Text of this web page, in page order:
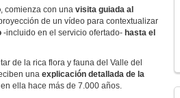
, comienza con una visita guiada al
de un vídeo para contextualizar
-incluido en el servicio ofertado- hasta el
de la rica flora y fauna del Valle del
una explicación detallada de la
ella hace más de 7.000 años.